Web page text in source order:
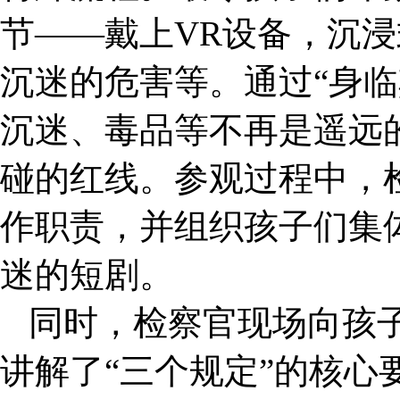
节——戴上VR设备，沉浸
沉迷的危害等。通过“身
沉迷、毒品等不再是遥远
碰的红线。参观过程中，
作职责，并组织孩子们集
迷的短剧。
同时，检察官现场向孩
讲解了“三个规定”的核心